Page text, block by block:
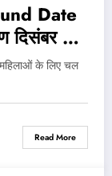
Date
दिसंबर से
के लिए चल
Read More